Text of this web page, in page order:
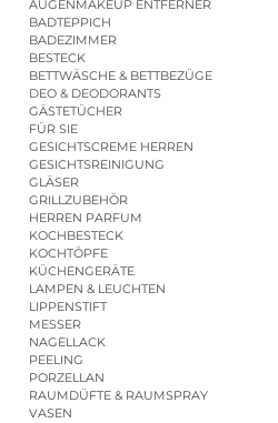
AUGENMAKEUP ENTFERNER
BADTEPPICH
BADEZIMMER
BESTECK
BETTWÄSCHE & BETTBEZÜGE
DEO & DEODORANTS
GÄSTETÜCHER
FÜR SIE
GESICHTSCREME HERREN
GESICHTSREINIGUNG
GLÄSER
GRILLZUBEHÖR
HERREN PARFUM
KOCHBESTECK
KOCHTÖPFE
KÜCHENGERÄTE
LAMPEN & LEUCHTEN
LIPPENSTIFT
MESSER
NAGELLACK
PEELING
PORZELLAN
RAUMDÜFTE & RAUMSPRAY
VASEN